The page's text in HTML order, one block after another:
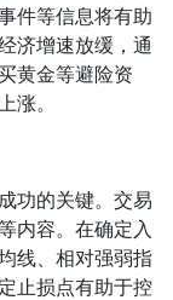
件等信息将有助
济增速放缓，通
黄金等避险资
涨。
功的关键。交易
内容。在确定入
线、相对强弱指
止损点有助于控